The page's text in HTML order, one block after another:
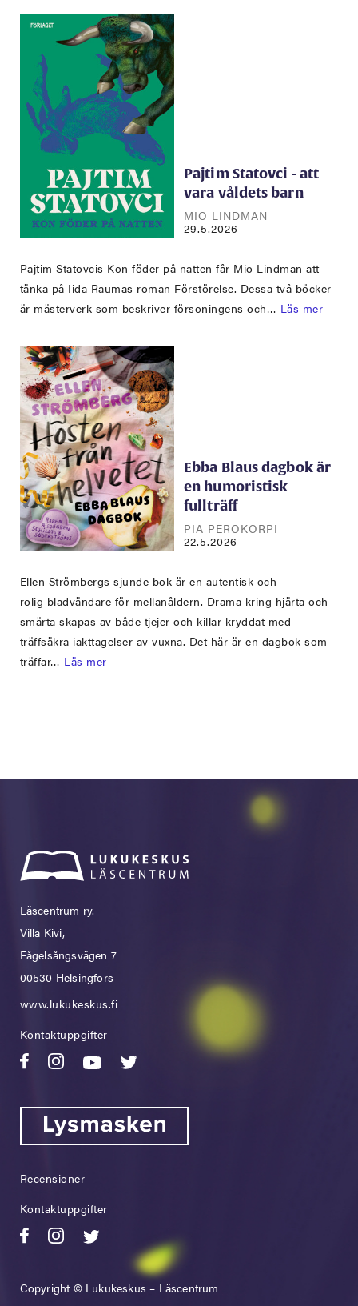
Pajtim Statovci - att
vara våldets barn
MIO LINDMAN
29.5.2026
Pajtim Statovcis Kon föder på natten får Mio Lindman att
tänka på Iida Raumas roman Förstörelse. Dessa två böcker
är mästerverk som beskriver försoningens och… Läs mer
Ebba Blaus dagbok är
en humoristisk
fullträff
PIA PEROKORPI
22.5.2026
Ellen Strömbergs sjunde bok är en autentisk och
rolig bladvändare för mellanåldern. Drama kring hjärta och
smärta skapas av både tjejer och killar kryddat med
träffsäkra iakttagelser av vuxna. Det här är en dagbok som
träffar… Läs mer
Läscentrum ry.
Villa Kivi,
Fågelsångsvägen 7
00530 Helsingfors
www.lukukeskus.fi
Kontaktuppgifter
Recensioner
Kontaktuppgifter
Copyright © Lukukeskus – Läscentrum